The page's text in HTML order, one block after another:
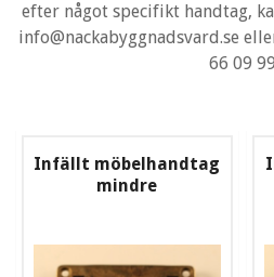
efter något specifikt handtag,
info@nackabyggnadsvard.se
66 09 99
Infällt möbelhandtag
mindre